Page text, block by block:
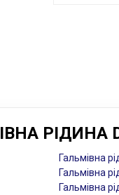
РІДИНА
Гальмівна
Гальмівна
Гальмівна